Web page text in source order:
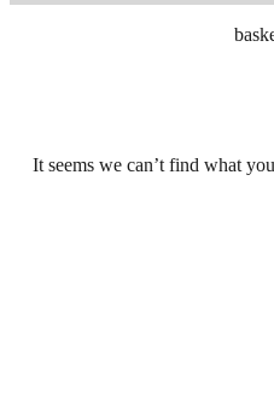
It seems we can’t find what